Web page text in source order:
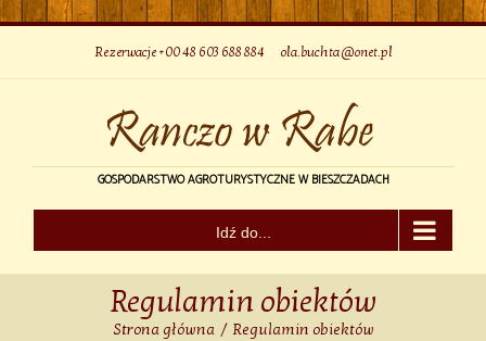
Skip
to
Rezerwacje +00 48 603 688 884 ola.buchta@onet.pl
GOSPODARSTWO AGROTURYSTYCZNE W BIESZCZADACH
Idź do...
Regulamin obiektów
Strona główna / Regulamin obiektów